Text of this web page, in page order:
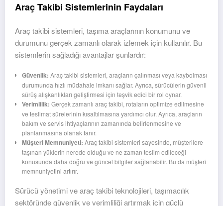
Araç Takibi Sistemlerinin Faydaları
Araç takibi sistemleri, taşıma araçlarının konumunu ve
durumunu gerçek zamanlı olarak izlemek için kullanılır. Bu
sistemlerin sağladığı avantajlar şunlardır:
Güvenlik: Araç takibi sistemleri, araçların çalınması veya kaybolması
durumunda hızlı müdahale imkanı sağlar. Ayrıca, sürücülerin güvenli
sürüş alışkanlıkları geliştirmesi için teşvik edici bir rol oynar.
Verimlilik: Gerçek zamanlı araç takibi, rotaların optimize edilmesine
ve teslimat sürelerinin kısaltılmasına yardımcı olur. Ayrıca, araçların
bakım ve servis ihtiyaçlarının zamanında belirlenmesine ve
planlanmasına olanak tanır.
Müşteri Memnuniyeti: Araç takibi sistemleri sayesinde, müşterilere
taşınan yüklerin nerede olduğu ve ne zaman teslim edileceği
konusunda daha doğru ve güncel bilgiler sağlanabilir. Bu da müşteri
memnuniyetini artırır.
Sürücü yönetimi ve araç takibi teknolojileri, taşımacılık
sektöründe güvenlik ve verimliliği artırmak için güçlü